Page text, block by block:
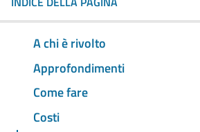
A chi è rivolto
Approfondimenti
Come fare
Costi